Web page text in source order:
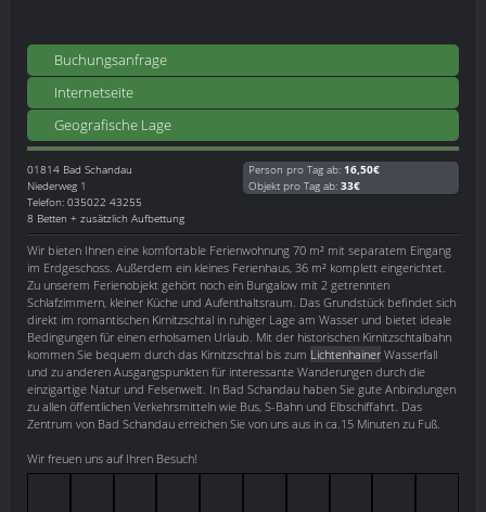
Buchungsanfrage
Internetseite
Geografische Lage
01814 Bad Schandau
Niederweg 1
Telefon: 035022 43255
8 Betten + zusätzlich Aufbettung
Person pro Tag ab: 16,50€
Objekt pro Tag ab: 33€
Wir bieten Ihnen eine komfortable Ferienwohnung 70 m² mit separatem Eingang
im Erdgeschoss. Außerdem ein kleines Ferienhaus, 36 m² komplett eingerichtet.
Zu unserem Ferienobjekt gehört noch ein Bungalow mit 2 getrennten
Schlafzimmern, kleiner Küche und Aufenthaltsraum. Das Grundstück befindet sich
direkt im romantischen Kirnitzschtal in ruhiger Lage am Wasser und bietet ideale
Bedingungen für einen erholsamen Urlaub. Mit der historischen Kirnitzschtalbahn
kommen Sie bequem durch das Kirnitzschtal bis zum Lichtenhainer Wasserfall
und zu anderen Ausgangspunkten für interessante Wanderungen durch die
einzigartige Natur und Felsenwelt. In Bad Schandau haben Sie gute Anbindungen
zu allen öffentlichen Verkehrsmitteln wie Bus, S-Bahn und Elbschiffahrt. Das
Zentrum von Bad Schandau erreichen Sie von uns aus in ca.15 Minuten zu Fuß.
Wir freuen uns auf Ihren Besuch!